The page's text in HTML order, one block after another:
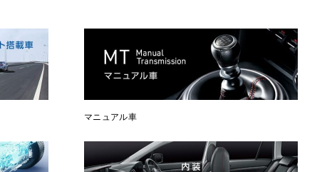
マニュアル車